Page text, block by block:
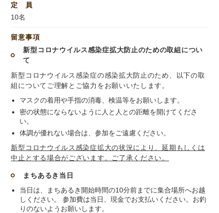
定 員
10名
留意事項
新型コロナウイルス感染症拡大防止のための取組につい
て
新型コロナウイルス感染症の感染拡大防止のため、以下の取
組についてご理解とご協力をお願いいたします。
マスクの着用や手指の消毒、検温等をお願いします。
密の状態にならないように人と人との距離を開けてくださ
い。
体調が優れない場合は、参加をご遠慮ください。
新型コロナウイルス感染症拡大の状況により、延期もしくは
中止とする場合がございます。ご了承ください。
まちあるき当日
当日は、まちあるき開始時間の10分前までに集合場所へお越
しください。 参加費は当日、現金でお支払いください。お釣
りのないようお願いします。